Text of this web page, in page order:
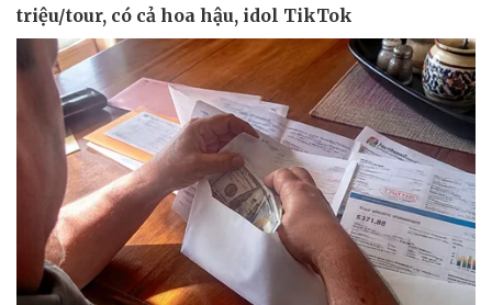
Doanh nghiệp
Thông tin doanh nghiệp
Doanh nghiệp 24h
Doanh nhân
Vì cộng đồng
Công nghệ
Sành điệu
Tin Công nghệ
Trải nghiệm
Chuyển đổi số